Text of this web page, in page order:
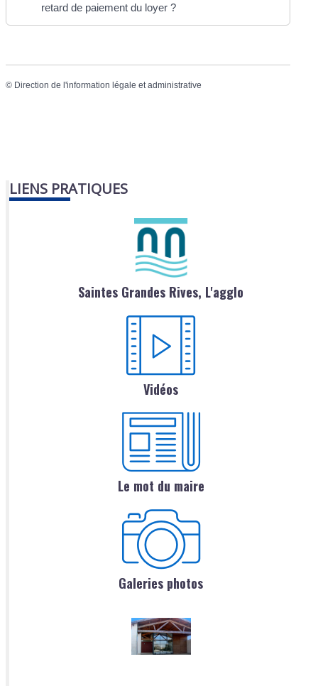
retard de paiement du loyer ?
© Direction de l'information légale et administrative
LIENS PRATIQUES
Saintes Grandes Rives, L'agglo
Vidéos
Le mot du maire
Galeries photos